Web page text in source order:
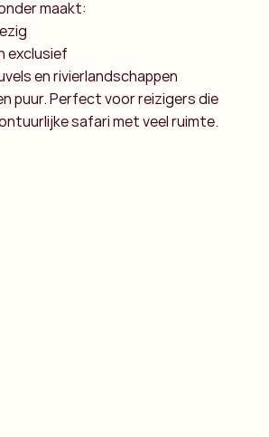
maakt:
exclusief
en rivierlandschappen
puur. Perfect voor reizigers die
safari met veel ruimte.